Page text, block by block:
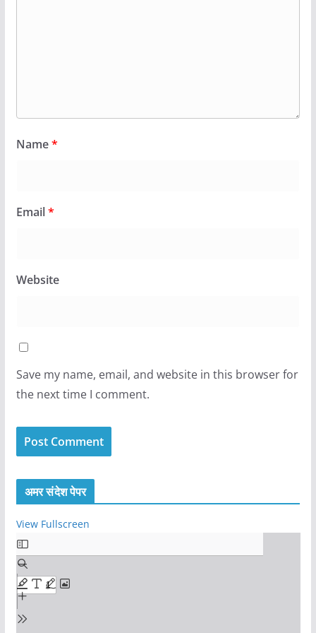
Name*
Email*
Website
Save my name, email, and website in this browser for
the next time I comment.
अमर संदेश पेपर
View Fullscreen
S
k
i
p
t